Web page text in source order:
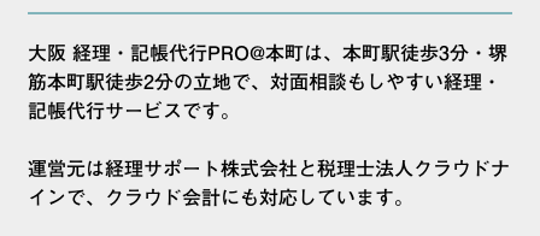
大阪 経理・記帳代行PRO@本町は、本町駅徒歩3分・堺
筋本町駅徒歩2分の立地で、対面相談もしやすい経理・
記帳代行サービスです。
運営元は経理サポート株式会社と税理士法人クラウドナ
インで、クラウド会計にも対応しています。